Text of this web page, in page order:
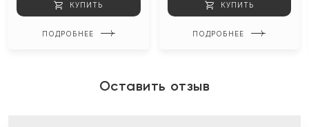
КУПИТЬ
ПОДРОБНЕЕ
КУПИТЬ
ПОДРОБНЕЕ
Оставить отзыв